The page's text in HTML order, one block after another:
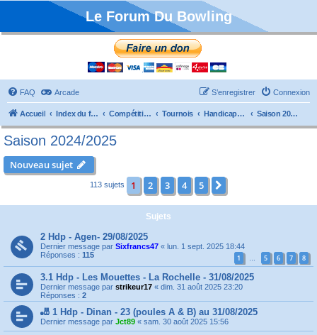
Le Forum Du Bowling
FAQ Arcade Connexion
S’enregistrer
Accueil Index du forum Compétitions Tournois Handicaps et TTMP Saison 2024/2025
Saison 2024/2025
Nouveau sujet
113 sujets 1 2 3 4 5
Sujets
2 Hdp - Agen- 29/08/2025
Dernier message par Sixfrancs47 « lun. 1 sept. 2025 18:44
Réponses : 115 1 … 5 6 7 8
3.1 Hdp - Les Mouettes - La Rochelle - 31/08/2025
Dernier message par strikeur17 « dim. 31 août 2025 23:20
Réponses : 2
🎳 1 Hdp - Dinan - 23 (poules A & B) au 31/08/2025
Dernier message par Jct89 « sam. 30 août 2025 15:56